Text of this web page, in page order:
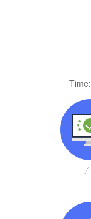
Time: